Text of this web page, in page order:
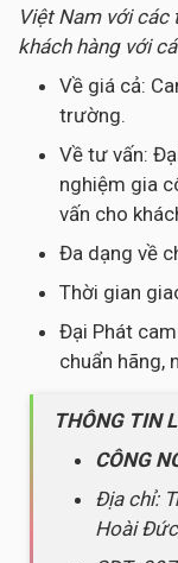
Việt Nam với các
khách hàng với
Về giá cả:
trường.
Về tư vấn:
nghiệm gia
vấn cho
Đa dạng về
Thời gian
Đại Phát
chuẩn hãng,
THÔNG TIN
CÔNG
Địa chỉ:
Hoài